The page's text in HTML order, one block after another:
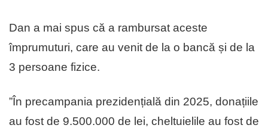
Dan a mai spus că a rambursat aceste
împrumuturi, care au venit de la o bancă și de la
3 persoane fizice.
”În precampania prezidențială din 2025, donațiile
au fost de 9.500.000 de lei, cheltuielile au fost de